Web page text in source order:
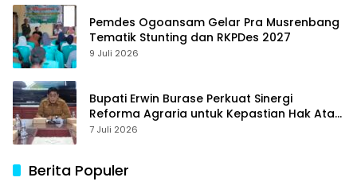
Pemdes Ogoansam Gelar Pra Musrenbang
Tematik Stunting dan RKPDes 2027
9 Juli 2026
Bupati Erwin Burase Perkuat Sinergi
Reforma Agraria untuk Kepastian Hak Atas
Tanah bagi Masyarakat
7 Juli 2026
Berita Populer